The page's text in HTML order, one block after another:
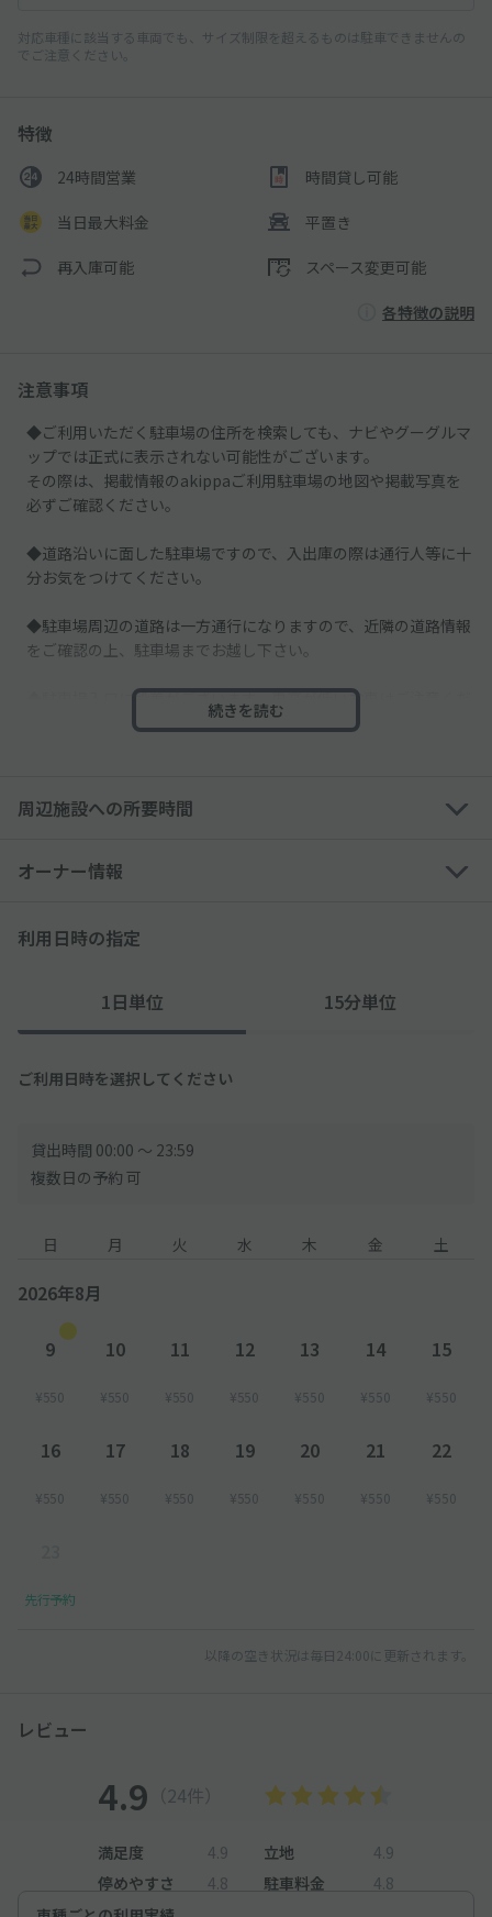
対応車種に該当する車両でも、サイズ制限を超えるものは駐車できませんの
でご注意ください。
特徴
24時間営業 時間貸し可能
当日最大料金 平置き
再入庫可能 スペース変更可能
各特徴の説明
注意事項
◆ご利用いただく駐車場の住所を検索しても、ナビやグーグルマ
ップでは正式に表示されない可能性がございます。
その際は、掲載情報のakippaご利用駐車場の地図や掲載写真を
必ずご確認ください。
◆道路沿いに面した駐車場ですので、入出庫の際は通行人等に十
分お気をつけてください。
◆駐車場周辺の道路は一方通行になりますので、近隣の道路情報
をご確認の上、駐車場までお越し下さい。
◆駐車場入口に段差がございます。車高が低いお車はご注意くだ
◇駐車スペースには「車止め」がありません。ご了承ください。
動」にご配慮くださいませ。
意ください。
続きを読む
周辺施設への所要時間
オーナー情報
利用日時の指定
1日単位 15分単位
ご利用日時を選択してください
貸出時間 00:00 〜 23:59
複数日の予約 可
日 月 火 水 木 金 土
2026年8月
9
¥550
10
¥550
11
¥550
12
¥550
13
¥550
14
¥550
15
¥550
16
¥550
17
¥550
18
¥550
19
¥550
20
¥550
21
¥550
22
¥550
先行予約
以降の空き状況は毎日24:00に更新されます。
レビュー
4.9 （24件）
満足度 4.9 立地
4.9
停めやすさ
4.8 駐車料金
4.8